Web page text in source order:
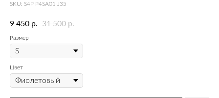
SKU: S4P P4SA01 J35
9 450 р. 31 500 р.
Размер
Цвет